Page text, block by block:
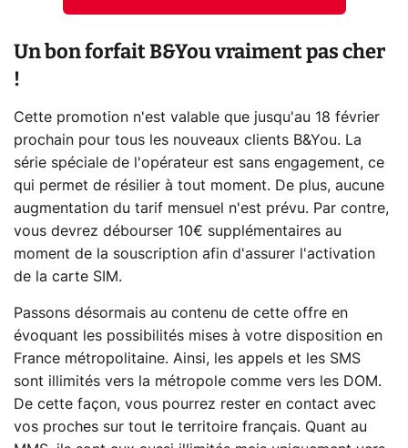
Un bon forfait B&You vraiment pas cher
!
Cette promotion n'est valable que jusqu'au 18 février
prochain pour tous les nouveaux clients B&You. La
série spéciale de l'opérateur est sans engagement, ce
qui permet de résilier à tout moment. De plus, aucune
augmentation du tarif mensuel n'est prévu. Par contre,
vous devrez débourser 10€ supplémentaires au
moment de la souscription afin d'assurer l'activation
de la carte SIM.
Passons désormais au contenu de cette offre en
évoquant les possibilités mises à votre disposition en
France métropolitaine. Ainsi, les appels et les SMS
sont illimités vers la métropole comme vers les DOM.
De cette façon, vous pourrez rester en contact avec
vos proches sur tout le territoire français. Quant au